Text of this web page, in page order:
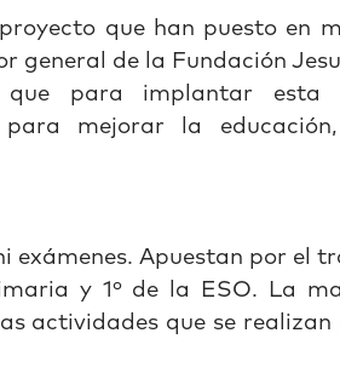
que han puesto en
general de la Fundación
para implantar esta
mejorar la
Apuestan por el
y 1º de la ESO. La
actividades que se